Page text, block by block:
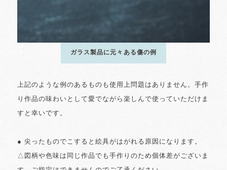
ガラス製品に元々ある傷の例
上記のような例のあるものも使用上問題はありません。手作
り作品の味わいとして愛でながら楽しんで使っていただけま
すと幸いです。
● 尖ったものでこすると絵具がはがれる原因になります。
△図柄や色味は同じ作品でも手作りのため個体差がございま